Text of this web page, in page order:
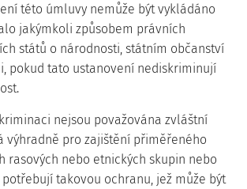
této úmluvy nemůže být vykládáno
jakýmkoli způsobem právních
států o národnosti, státním občanství
pokud tato ustanovení nediskriminují
nejsou považována zvláštní
výhradně pro zajištění přiměřeného
rasových nebo etnických skupin nebo
takovou ochranu, jež může být